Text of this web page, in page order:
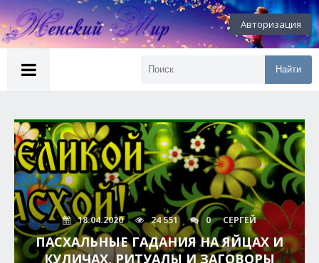
Авторизация
Найти
18.04.2020 24 551 0 СЕРГЕЙ
ПАСХАЛЬНЫЕ ГАДАНИЯ НА ЯЙЦАХ И
КУЛИЧАХ, РИТУАЛЫ И ЗАГОВОРЫ